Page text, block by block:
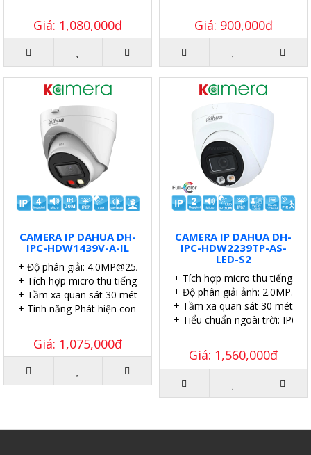
Giá: 1,080,000đ Giá: 900,000đ
CAMERA IP DAHUA DH-
IPC-HDW1439V-A-IL
+ Độ phân giải: 4.0MP@25/30 fps)
+ Tích hợp micro thu tiếng.
+ Tầm xa quan sát 30 mét.
+ Tính năng Phát hiện con người.
Giá: 1,075,000đ
CAMERA IP DAHUA DH-
IPC-HDW2239TP-AS-
LED-S2
+ Tích hợp micro thu tiếng.
+ Độ phân giải ảnh: 2.0MP.
+ Tầm xa quan sát 30 mét.
+ Tiểu chuẩn ngoài trời: IP67.
Giá: 1,560,000đ